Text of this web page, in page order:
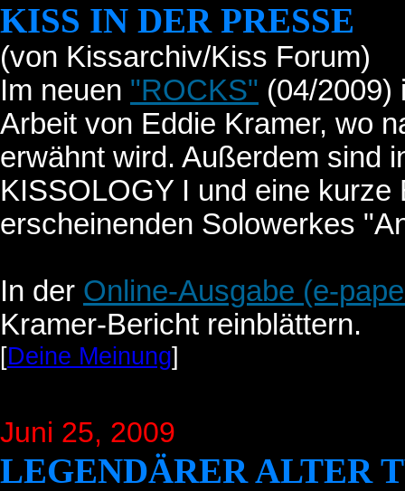
KISS IN DER PRESSE
(von Kissarchiv/Kiss Forum)
Im neuen "ROCKS" (04/2009)
Arbeit von Eddie Kramer, wo
erwähnt wird. Außerdem sind
KISSOLOGY I und eine
erscheinenden Solowerkes
In der Online-Ausgabe (e-
Kramer-Bericht reinblättern.
[Deine Meinung]
Juni 25, 2009
LEGENDÄRER ALTER